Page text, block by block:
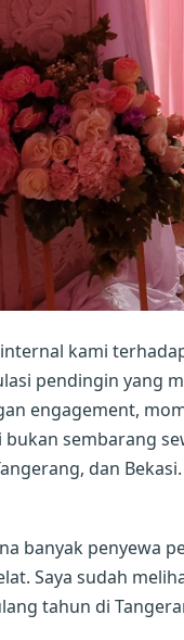
kami
pendingin yang
engagement,
bukan sembarang
dan
banyak penyewa
Saya sudah
tahun di